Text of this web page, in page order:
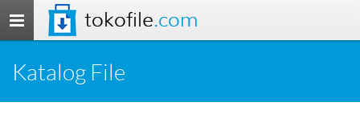
Toggle
navigation
tokofile.com
Katalog File